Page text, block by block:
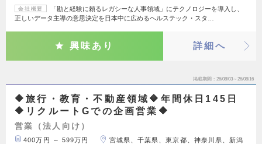
会社概要
「勘と経験に頼るレガシーな人事領域」にテクノロジーを導入し、
正しいデータ主導の意思決定を日本中に広めるヘルステック・スタ…
興味あり 詳細へ
掲載期間 26/08/03～26/08/16
🔶旅行・教育・不動産領域🔶年間休日145日
🔶リクルートGでの企画営業🔶
営業（法人向け）
400万円 ～ 599万円
宮城県、千葉県、東京都、神奈川県、新潟